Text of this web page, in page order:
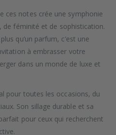
ces notes crée une symphonie
de féminité et de sophistication.
qu’un parfum, c’est une
à embrasser votre
dans un monde de luxe et
pour toutes les occasions, du
Son sillage durable et sa
pour ceux qui recherchent